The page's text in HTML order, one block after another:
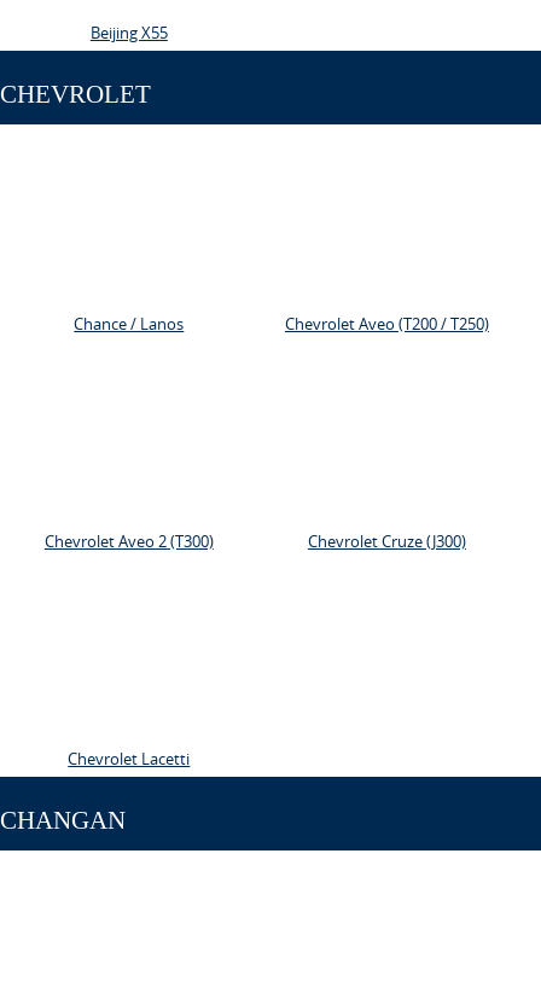
Beijing X55
CHEVROLET
Chance / Lanos Chevrolet Aveo (Т200 / T250)
Chevrolet Aveo 2 (T300) Chevrolet Cruze (J300)
Chevrolet Lacetti
CHANGAN